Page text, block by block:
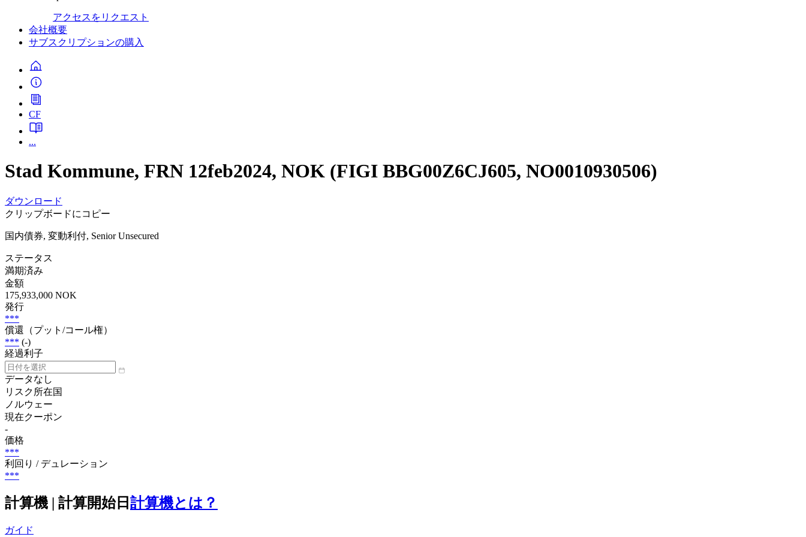
アクセスをリクエスト
会社概要
サブスクリプションの購入
CF
...
Stad Kommune, FRN 12feb2024, NOK (FIGI BBG00Z6CJ605, NO0010930506)
ダウンロード
クリップボードにコピー
国内債券, 変動利付, Senior Unsecured
ステータス
満期済み
金額
175,933,000 NOK
発行
***
償還（プット/コール権）
*** (-)
経過利子
データなし
リスク所在国
ノルウェー
現在クーポン
-
価格
***
利回り / デュレーション
***
計算機 | 計算開始日 計算機とは？
ガイド